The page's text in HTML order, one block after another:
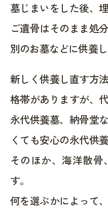
墓じまいをした後、
ご遺骨はそのまま処
別のお墓などに供養
新しく供養し直す方
格帯がありますが、
永代供養墓、納骨堂
くても安心の永代供
そのほか、海洋散
す。
何を選ぶかによって